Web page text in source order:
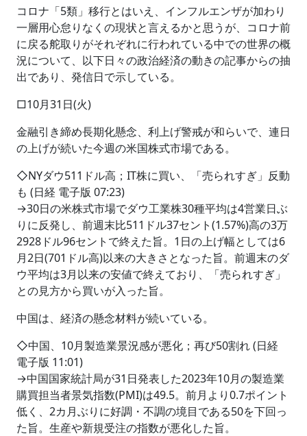
コロナ「5類」移行とはいえ、インフルエンザが加わり
一層用心怠りなくの現状と言えるかと思うが、コロナ前
に戻る舵取りがそれぞれに行われている中での世界の概
況について、以下日々の政治経済の動きの記事からの抽
出であり、発信日で示している。
□10月31日(火)
金融引き締め長期化懸念、利上げ警戒が和らいで、連日
の上げが続いた今週の米国株式市場である。
◇NYダウ511ドル高；IT株に買い、「売られすぎ」反動
も (日経 電子版 07:23)
→30日の米株式市場でダウ工業株30種平均は4営業日ぶ
りに反発し、前週末比511ドル37セント(1.57%)高の3万
2928ドル96セントで終えた旨。1日の上げ幅としては6
月2日(701ドル高)以来の大きさとなった旨。前週末のダ
ウ平均は3月以来の安値で終えており、「売られすぎ」
との見方から買いが入った旨。
中国は、経済の懸念材料が続いている。
◇中国、10月製造業景況感が悪化；再び50割れ (日経
電子版 11:01)
→中国国家統計局が31日発表した2023年10月の製造業
購買担当者景気指数(PMI)は49.5。前月より0.7ポイント
低く、2カ月ぶりに好調・不調の境目である50を下回っ
た旨。生産や新規受注の指数が悪化した旨。